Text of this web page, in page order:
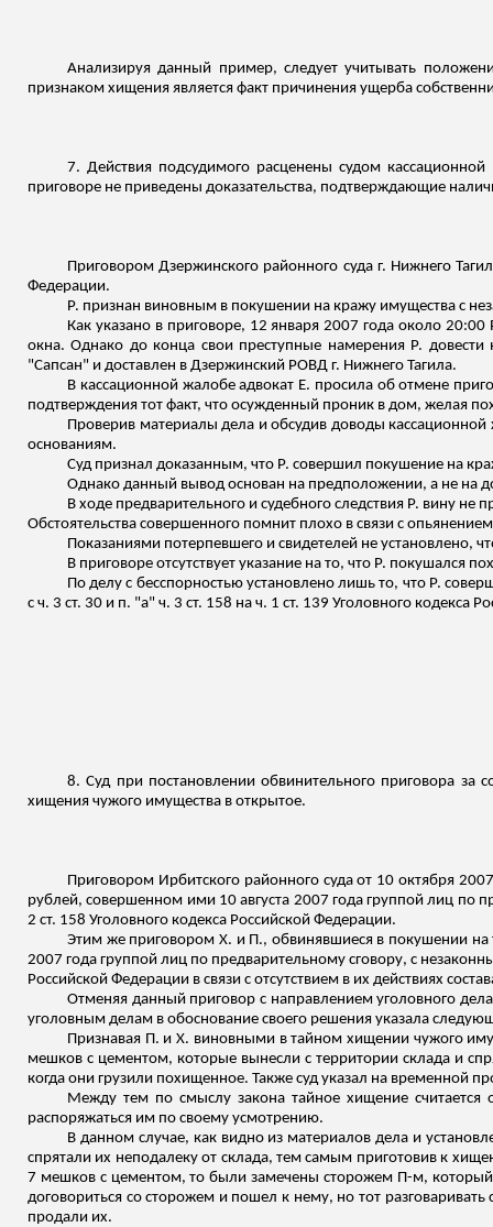
Анализируя данный пример, следует учитывать
признаком хищения является факт причинения ущерба
7. Действия подсудимого расценены судом
приговоре не приведены доказательства, подтверждающие
Приговором Дзержинского районного суда г. Нижнего
Федерации.
Р. признан виновным в покушении на кражу имущества с
Как указано в приговоре, 12 января 2007 года около
окна. Однако до конца свои преступные намерения Р.
"Сапсан" и доставлен в Дзержинский РОВД г. Нижнего Тагила.
В кассационной жалобе адвокат Е. просила об отмене
подтверждения тот факт, что осужденный проник в дом, желая
Проверив материалы дела и обсудив доводы
основаниям.
Суд признал доказанным, что Р. совершил покушение на
Однако данный вывод основан на предположении, а не на
В ходе предварительного и судебного следствия Р. вину
Обстоятельства совершенного помнит плохо в связи с
Показаниями потерпевшего и свидетелей не установлено,
В приговоре отсутствует указание на то, что Р. покушался
По делу с бесспорностью установлено лишь то, что Р.
с ч. 3 ст. 30 и п. "а" ч. 3 ст. 158 на ч. 1 ст. 139 Уголовного кодекса
8. Суд при постановлении обвинительного приговора за
хищения чужого имущества в открытое.
Приговором Ирбитского районного суда от 10 октября
рублей, совершенном ими 10 августа 2007 года группой лиц
2 ст. 158 Уголовного кодекса Российской Федерации.
Этим же приговором Х. и П., обвинявшиеся в покушении
2007 года группой лиц по предварительному сговору, с
Российской Федерации в связи с отсутствием в их действиях
Отменяя данный приговор с направлением уголовного
уголовным делам в обоснование своего решения указала
Признавая П. и Х. виновными в тайном хищении чужого
мешков с цементом, которые вынесли с территории склада и
когда они грузили похищенное. Также суд указал на
Между тем по смыслу закона тайное хищение
распоряжаться им по своему усмотрению.
В данном случае, как видно из материалов дела и
спрятали их неподалеку от склада, тем самым приготовив к
7 мешков с цементом, то были замечены сторожем П-м, который
договориться со сторожем и пошел к нему, но тот
продали их.